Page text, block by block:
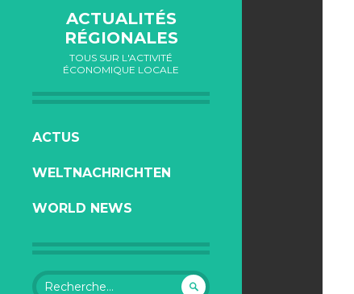
ACTUALITÉS
RÉGIONALES
TOUS SUR L'ACTIVITÉ
ÉCONOMIQUE LOCALE
ALLER
CONTENU
ACTUS
WELTNACHRICHTEN
WORLD NEWS
Rechercher :